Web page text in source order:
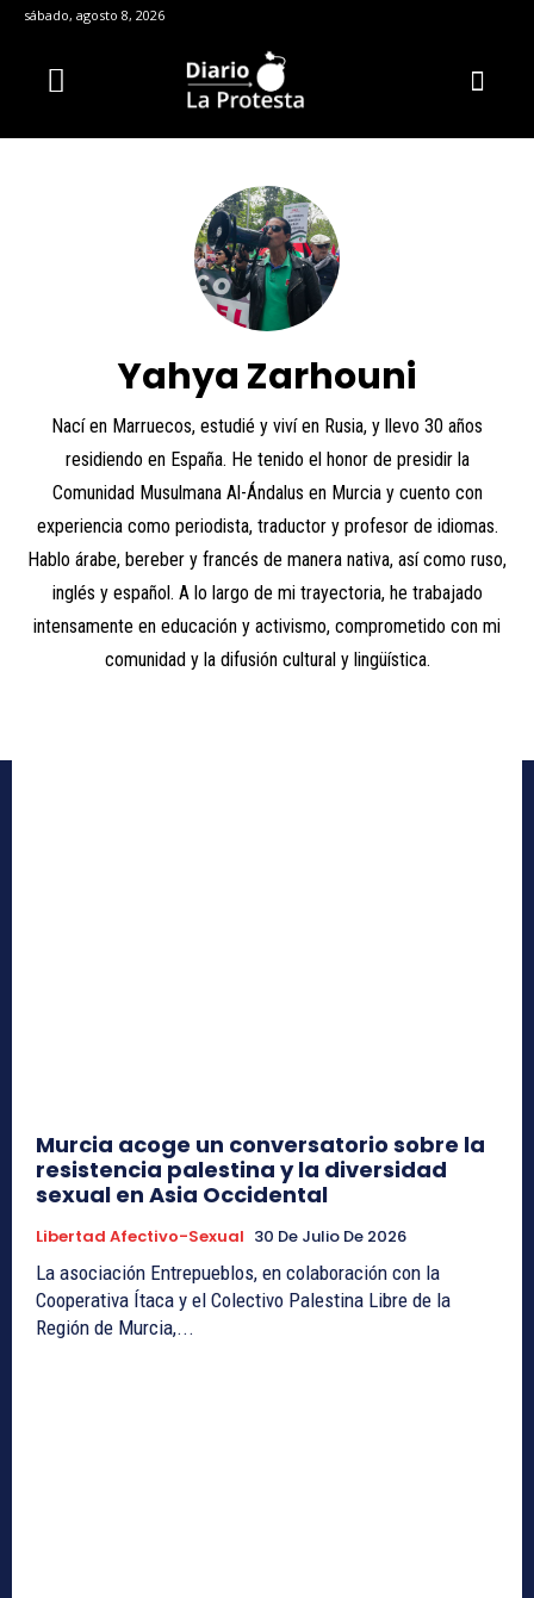
sábado, agosto 8, 2026
Yahya Zarhouni
Nací en Marruecos, estudié y viví en Rusia, y llevo 30 años
residiendo en España. He tenido el honor de presidir la
Comunidad Musulmana Al-Ándalus en Murcia y cuento con
experiencia como periodista, traductor y profesor de idiomas.
Hablo árabe, bereber y francés de manera nativa, así como ruso,
inglés y español. A lo largo de mi trayectoria, he trabajado
intensamente en educación y activismo, comprometido con mi
comunidad y la difusión cultural y lingüística.
Murcia acoge un conversatorio sobre la
resistencia palestina y la diversidad
sexual en Asia Occidental
Libertad Afectivo-Sexual 30 De Julio De 2026
La asociación Entrepueblos, en colaboración con la
Cooperativa Ítaca y el Colectivo Palestina Libre de la
Región de Murcia,...